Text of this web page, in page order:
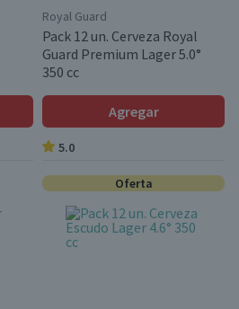
Royal Guard
Pack 12 un. Cerveza Royal
Guard Premium Lager 5.0°
350 cc
Agregar
5.0
Oferta